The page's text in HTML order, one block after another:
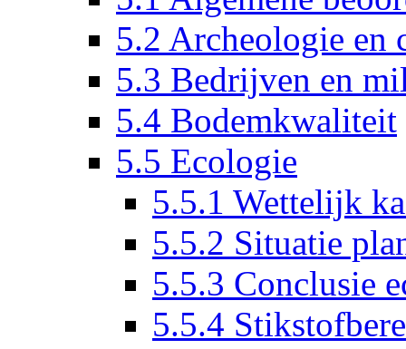
5.2 Archeologie en
5.3 Bedrijven en
5.4 Bodemkwaliteit
5.5 Ecologie
5.5.1 Wettelijk
5.5.2 Situatie
5.5.3 Conclusie
5.5.4